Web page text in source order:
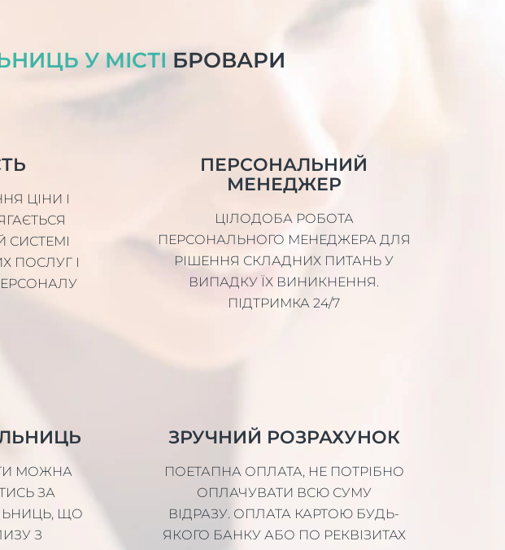
У МІСТІ БРОВАРИ
ЦІНИ І
СИСТЕМІ
ПОСЛУГ І
ПЕРСОНАЛЬНИЙ
МЕНЕДЖЕР
ЦІЛОДОБА РОБОТА
ПЕРСОНАЛЬНОГО МЕНЕДЖЕРА ДЛЯ
РІШЕННЯ СКЛАДНИХ ПИТАНЬ У
ВИПАДКУ ЇХ ВИНИКНЕННЯ.
ПІДТРИМКА 24/7
МОЖНА
ЗА
ЩО
З
ЗРУЧНИЙ РОЗРАХУНОК
ПОЕТАПНА ОПЛАТА, НЕ ПОТРІБНО
ОПЛАЧУВАТИ ВСЮ СУМУ
ВІДРАЗУ. ОПЛАТА КАРТОЮ БУДЬ-
ЯКОГО БАНКУ АБО ПО РЕКВІЗИТАХ